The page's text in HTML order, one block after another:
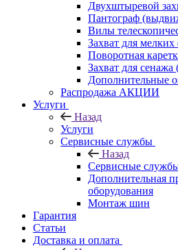
Двухштыревой
Пантограф
Вилы
Захват для
Поворотная
Захват для сенажа
Дополнительные
Распродажа АКЦИИ
Услуги
Назад
Услуги
Сервисные службы
Назад
Сервисные
Дополнительная
оборудования
Монтаж шин
Гарантия
Статьи
Доставка и оплата